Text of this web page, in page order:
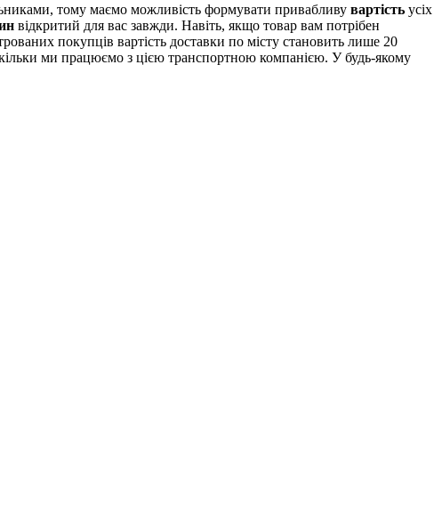
тому маємо можливість формувати привабливу вартість усіх
відкритий для вас завжди. Навіть, якщо товар вам потрібен
покупців вартість доставки по місту становить лише 20
ми працюємо з цією транспортною компанією. У будь-якому